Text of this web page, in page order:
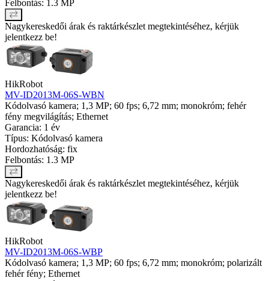
Felbontás: 1.3 MP
Nagykereskedői árak és raktárkészlet megtekintéséhez, kérjük
jelentkezz be!
HikRobot
MV-ID2013M-06S-WBN
Kódolvasó kamera; 1,3 MP; 60 fps; 6,72 mm; monokróm; fehér
fény megvilágítás; Ethernet
Garancia: 1 év
Típus: Kódolvasó kamera
Hordozhatóság: fix
Felbontás: 1.3 MP
Nagykereskedői árak és raktárkészlet megtekintéséhez, kérjük
jelentkezz be!
HikRobot
MV-ID2013M-06S-WBP
Kódolvasó kamera; 1,3 MP; 60 fps; 6,72 mm; monokróm; polarizált
fehér fény; Ethernet